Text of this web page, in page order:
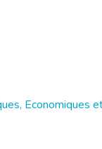
Economiques